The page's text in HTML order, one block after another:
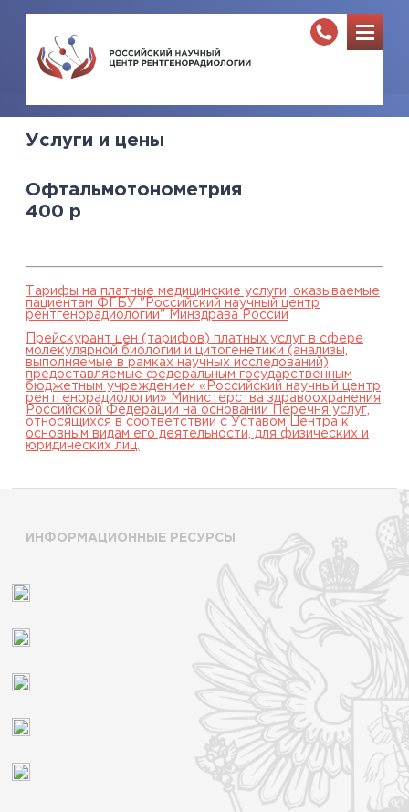
Услуги и цены
Офтальмотонометрия
400 р
Тарифы на платные медицинские услуги, оказываемые
пациентам ФГБУ "Российский научный центр
рентгенорадиологии" Минздрава России
Прейскурант цен (тарифов) платных услуг в сфере
молекулярной биологии и цитогенетики (анализы,
выполняемые в рамках научных исследований),
предоставляемые федеральным государственным
бюджетным учреждением «Российский научный центр
рентгенорадиологии» Министерства здравоохранения
Российской Федерации на основании Перечня услуг,
относящихся в соответствии с Уставом Центра к
основным видам его деятельности, для физических и
юридических лиц.
ИНФОРМАЦИОННЫЕ РЕСУРСЫ